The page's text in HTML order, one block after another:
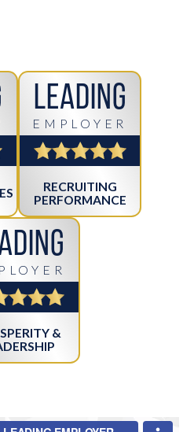
Leading
EMPLOYER
RECRUITING
PERFORMANCE
&